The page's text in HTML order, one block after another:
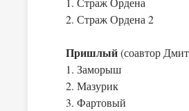
2. Страж Ордена 2
Пришлый(соавтор
1. Заморыш
2. Мазурик
3. Фартовый